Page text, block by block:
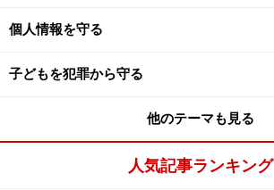
個人情報を守る
子どもを犯罪から守る
他のテーマも見る
人気記事ランキング